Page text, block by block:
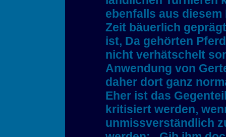
ebenfalls aus
Zeit bäuerlich
ist, Da gehörten
nicht verhätschelt
Anwendung von
daher dort ganz
Eher ist das
kritisiert werden,
unmissverständlich